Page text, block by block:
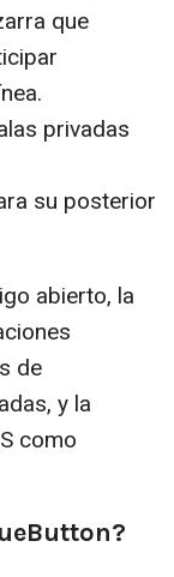
que
privadas
su posterior
abierto, la
de
y la
como